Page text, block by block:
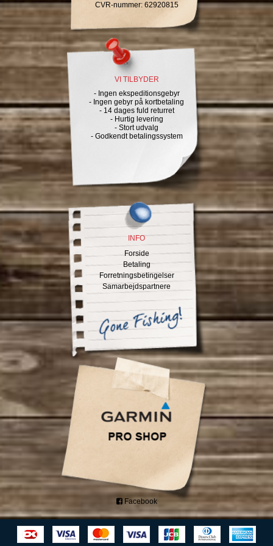
CVR-nummer:62920815
VI TILBYDER
- Ingen ekspeditionsgebyr
- Ingen gebyr på kortbetaling
- 14 dages fuld returret
- Hurtig levering
- Stort udvalg
- Godkendt betalingssystem
INFO
Forside
Betaling
Forretningsbetingelser
Samarbejdspartnere
Facebook